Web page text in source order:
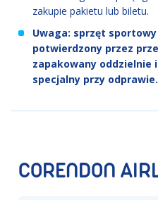
zakupie pakietu lub biletu.
Uwaga: sprzęt
potwierdzony przez
zapakowany oddzielnie
specjalny przy odprawie.
CORENDON